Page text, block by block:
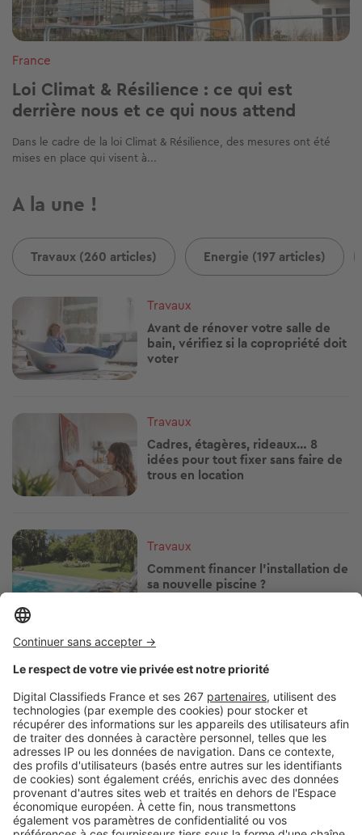
France
Loi Climat & Résilience : ce qui est
derrière nous et ce qui nous attend
Dans le cadre de la loi Climat & Résilience, des mesures ont été
mises en place qui visent à...
A la une !
Travaux (260 articles) Energie (197 articles)
Image
Travaux
Avant de rénover votre salle de
bain, vérifiez si la copropriété doit
voter
Image
Travaux
Cadres, étagères, rideaux… 8
idées pour tout fixer sans faire de
trous en location
Image
Travaux
Comment financer l'installation de
sa nouvelle piscine ?
Image
Travaux
par quoi commencer ?
Image
Travaux
Transformer sa grange ou un
bâtiment agricole en gîte :
comment faire ?